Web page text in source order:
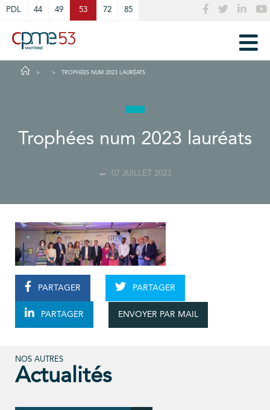
PDL 44 49 53 72 85
TROPHÉES NUM 2023 LAURÉATS
Trophées num 2023 lauréats
07 JUILLET 2023
PARTAGER PARTAGER
PARTAGER ENVOYER PAR MAIL
NOS AUTRES
Actualités
Cookies management panel